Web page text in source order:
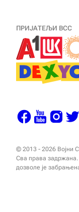
ПРИЈАТЕЉИ ВСС
© 2013 - 2026 Војни
Сва права задржана.
дозволе је